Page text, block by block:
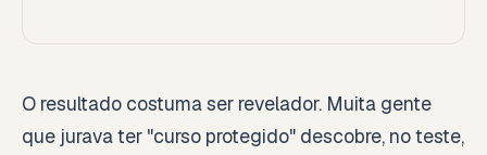
O resultado costuma ser revelador. Muita gente
que jurava ter "curso protegido" descobre, no teste,